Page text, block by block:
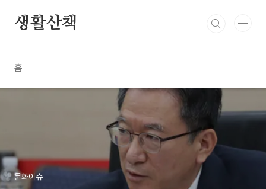
생활산책
홈
문화이슈